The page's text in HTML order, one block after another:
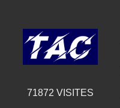
71872 VISITES